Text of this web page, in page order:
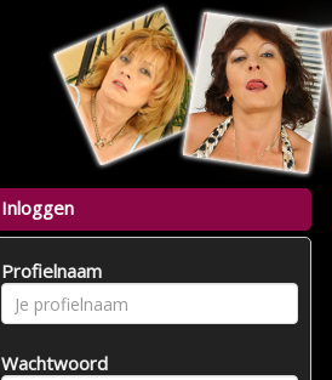
Inloggen
Profielnaam
Wachtwoord